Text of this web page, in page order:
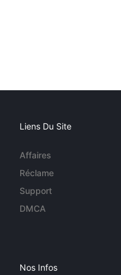
Liens Du Site
Affaires
Réclame
Support
DMCA
Nos Infos